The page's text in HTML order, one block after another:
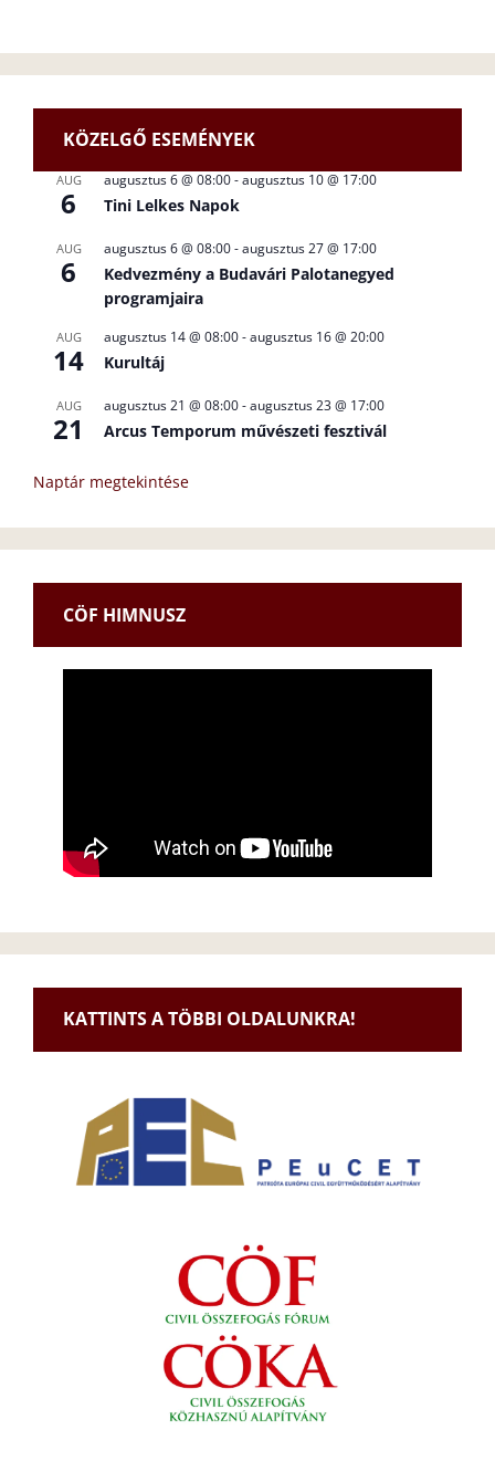
KÖZELGŐ ESEMÉNYEK
AUG
6
augusztus 6 @ 08:00-augusztus 10 @ 17:00
Tini Lelkes Napok
AUG
6
augusztus 6 @ 08:00-augusztus 27 @ 17:00
Kedvezmény a Budavári Palotanegyed
programjaira
AUG
14
augusztus 14 @ 08:00-augusztus 16 @ 20:00
Kurultáj
AUG
21
augusztus 21 @ 08:00-augusztus 23 @ 17:00
Arcus Temporum művészeti fesztivál
Naptár megtekintése
CÖF HIMNUSZ
KATTINTS A TÖBBI OLDALUNKRA!